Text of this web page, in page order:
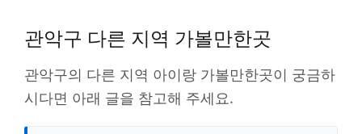
관악구 다른 지역 가볼만한곳
관악구의 다른 지역 아이랑 가볼만한곳이 궁금하
시다면 아래 글을 참고해 주세요.